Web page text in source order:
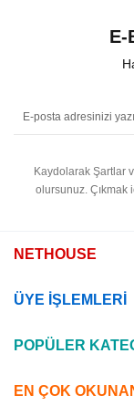
E-
Kaydolarak Şartlar
olursunuz. Çıkmak
NETHOUSE
ÜYE İŞLEMLERİ
POPÜLER
EN ÇOK